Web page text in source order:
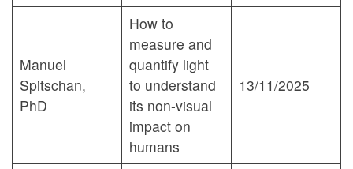
Manuel
Spitschan,
PhD
How to
measure and
quantify light
to understand
its non-visual
impact on
humans
13/11/2025